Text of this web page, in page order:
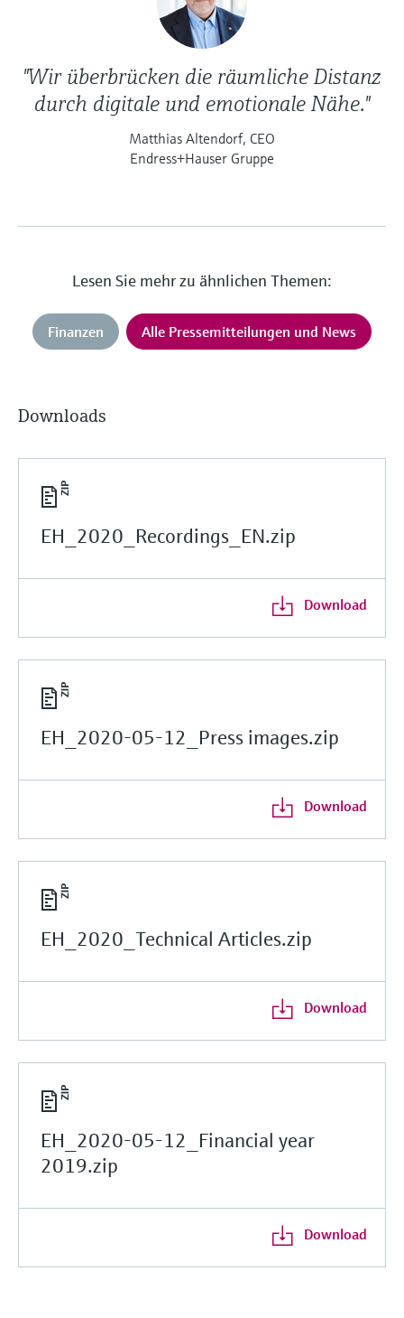
"Wir überbrücken die räumliche Distanz
durch digitale und emotionale Nähe."
Matthias Altendorf, CEO
Endress+Hauser Gruppe
Lesen Sie mehr zu ähnlichen Themen:
Finanzen Alle Pressemitteilungen und News
Downloads
EH_2020_Recordings_EN.zip
Download
EH_2020-05-12_Press images.zip
Download
EH_2020_Technical Articles.zip
Download
EH_2020-05-12_Financial year
2019.zip
Download